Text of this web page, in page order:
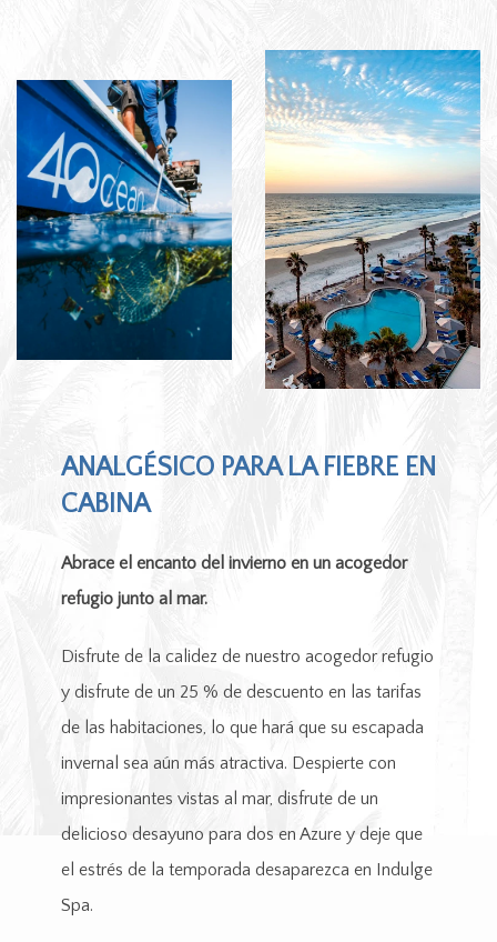
ANALGÉSICO PARA LA FIEBRE EN
CABINA
Abrace el encanto del invierno en un acogedor
refugio junto al mar.
Disfrute de la calidez de nuestro acogedor refugio
y disfrute de un 25 % de descuento en las tarifas
de las habitaciones, lo que hará que su escapada
invernal sea aún más atractiva. Despierte con
impresionantes vistas al mar, disfrute de un
delicioso desayuno para dos en Azure y deje que
el estrés de la temporada desaparezca en Indulge
Spa.